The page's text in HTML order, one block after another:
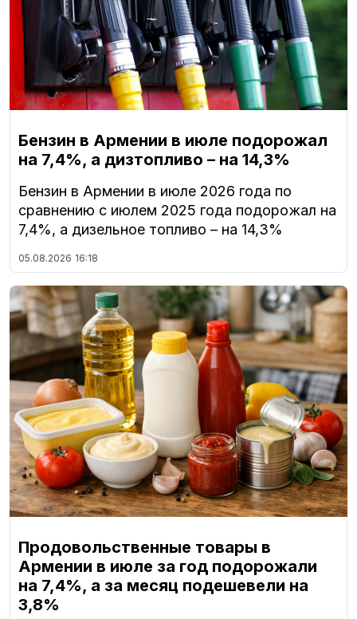
Бензин в Армении в июле подорожал
на 7,4%, а дизтопливо – на 14,3%
Бензин в Армении в июле 2026 года по
сравнению с июлем 2025 года подорожал на
7,4%, а дизельное топливо – на 14,3%
05.08.2026 16:18
Продовольственные товары в
Армении в июле за год подорожали
на 7,4%, а за месяц подешевели на
3,8%